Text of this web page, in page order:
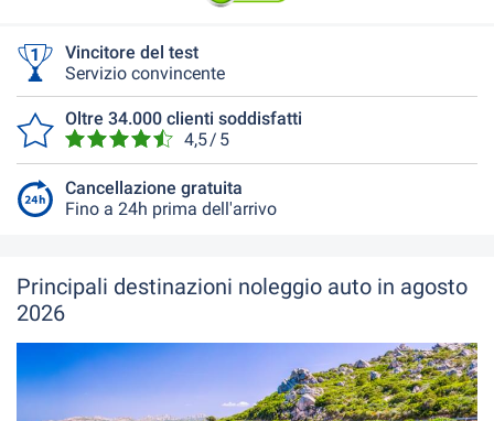
Vincitore del test
Servizio convincente
Oltre 34.000 clienti soddisfatti
4,5 / 5
Cancellazione gratuita
Fino a 24h prima dell'arrivo
Principali destinazioni noleggio auto in agosto
2026